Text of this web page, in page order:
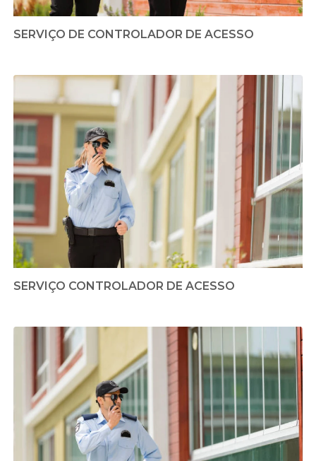
SERVIÇO DE CONTROLADOR DE ACESSO
SERVIÇO CONTROLADOR DE ACESSO